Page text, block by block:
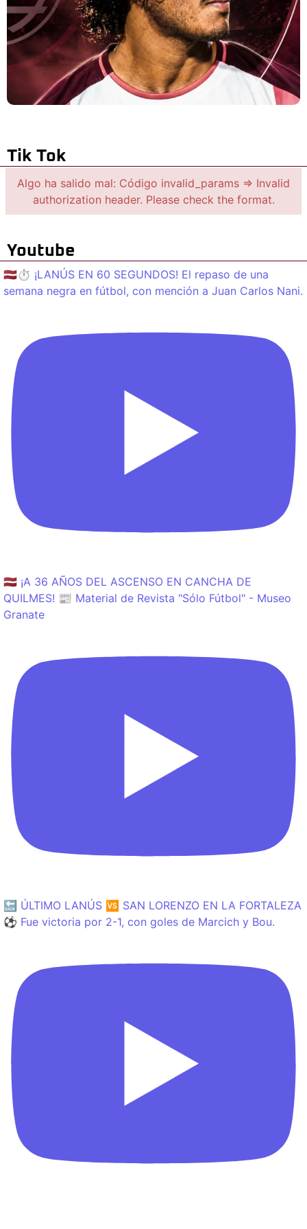
Tik Tok
Algo ha salido mal: Código invalid_params => Invalid
authorization header. Please check the format.
Youtube
🇱🇻⏱️ ¡LANÚS EN 60 SEGUNDOS! El repaso de una
semana negra en fútbol, con mención a Juan Carlos Nani.
🇱🇻 ¡A 36 AÑOS DEL ASCENSO EN CANCHA DE
QUILMES! 📰 Material de Revista "Sólo Fútbol" - Museo
Granate
🔙 ÚLTIMO LANÚS 🆚 SAN LORENZO EN LA FORTALEZA
⚽️ Fue victoria por 2-1, con goles de Marcich y Bou.